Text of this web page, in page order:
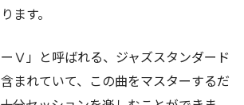
ます。
Ⅴ」と呼ばれる、ジャズスタンダード
まれていて、この曲をマスターするだ